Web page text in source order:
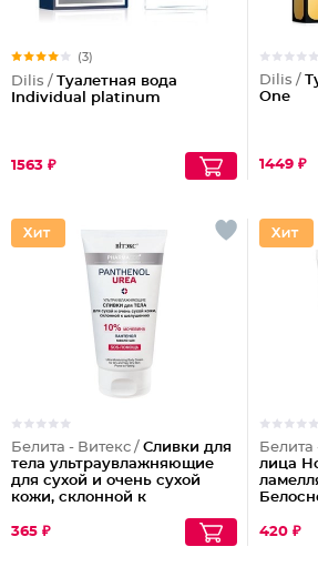
(3)
Dilis / Туалетная вода
Individual platinum
1563 ₽
Dilis /
One
1449 ₽
Белита - Витекс / Сливки для
тела ультраувлажняющие
для сухой и очень сухой
кожи, склонной к
Panthenol Urea
365 ₽
Белита
лица
420 ₽